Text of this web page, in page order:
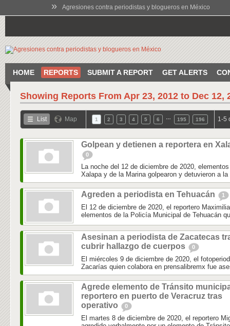
» Agresiones contra periodistas y blogueros en México
HOME REPORTS SUBMIT A REPORT GET ALERTS
Showing Reports From Apr 23, 2012 to Dec 12,
List Map 1 2 3 4 5 6 195 196 1-5
Golpean y detienen a reportera en
0
La noche del 12 de diciembre de 2020,
Xalapa y de la Marina golpearon y detuvieron a la
Agreden a periodista en Tehuacán 1
El 12 de diciembre de 2020, el reportero
elementos de la Policía Municipal de Tehuacán
Asesinan a periodista de Zacatecas
cubrir hallazgo de cuerpos
0
El miércoles 9 de diciembre de 2020, el
Zacarías quien colabora en prensalibremx fue
Agrede elemento de Tránsito
reportero en puerto de Veracruz tras
operativo
0
El martes 8 de diciembre de 2020, el reportero